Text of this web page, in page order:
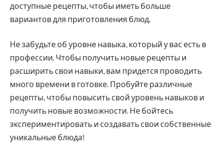
доступные рецепты, чтобы иметь больше
вариантов для приготовления блюд.
Не забудьте об уровне навыка, который у вас есть в
профессии. Чтобы получить новые рецепты и
расширить свои навыки, вам придется проводить
много времени в готовке. Пробуйте различные
рецепты, чтобы повысить свой уровень навыков и
получить новые возможности. Не бойтесь
экспериментировать и создавать свои собственные
уникальные блюда!